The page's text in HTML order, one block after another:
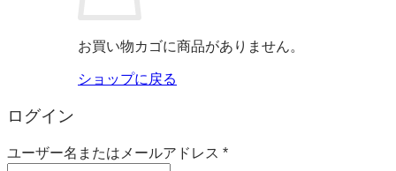
お買い物カゴに商品がありません。
ショップに戻る
ログイン
ユーザー名またはメールアドレス *必